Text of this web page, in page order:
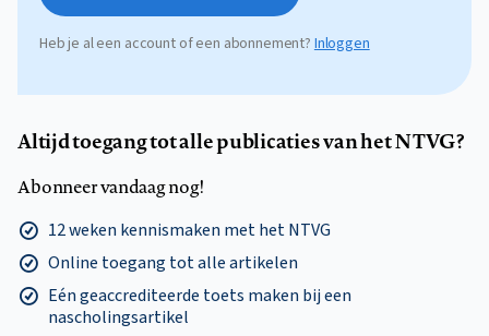
Heb je al een account of een abonnement? Inloggen
Altijd toegang tot alle publicaties van het NTVG?
Abonneer vandaag nog!
12 weken kennismaken met het NTVG
Online toegang tot alle artikelen
Eén geaccrediteerde toets maken bij een
nascholingsartikel